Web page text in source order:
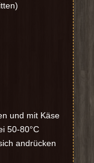
und mit Käse
50-80°C
andrücken